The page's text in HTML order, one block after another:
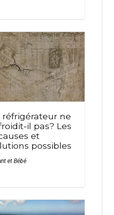
réfrigérateur ne
il pas? Les
et
possibles
et Bébé